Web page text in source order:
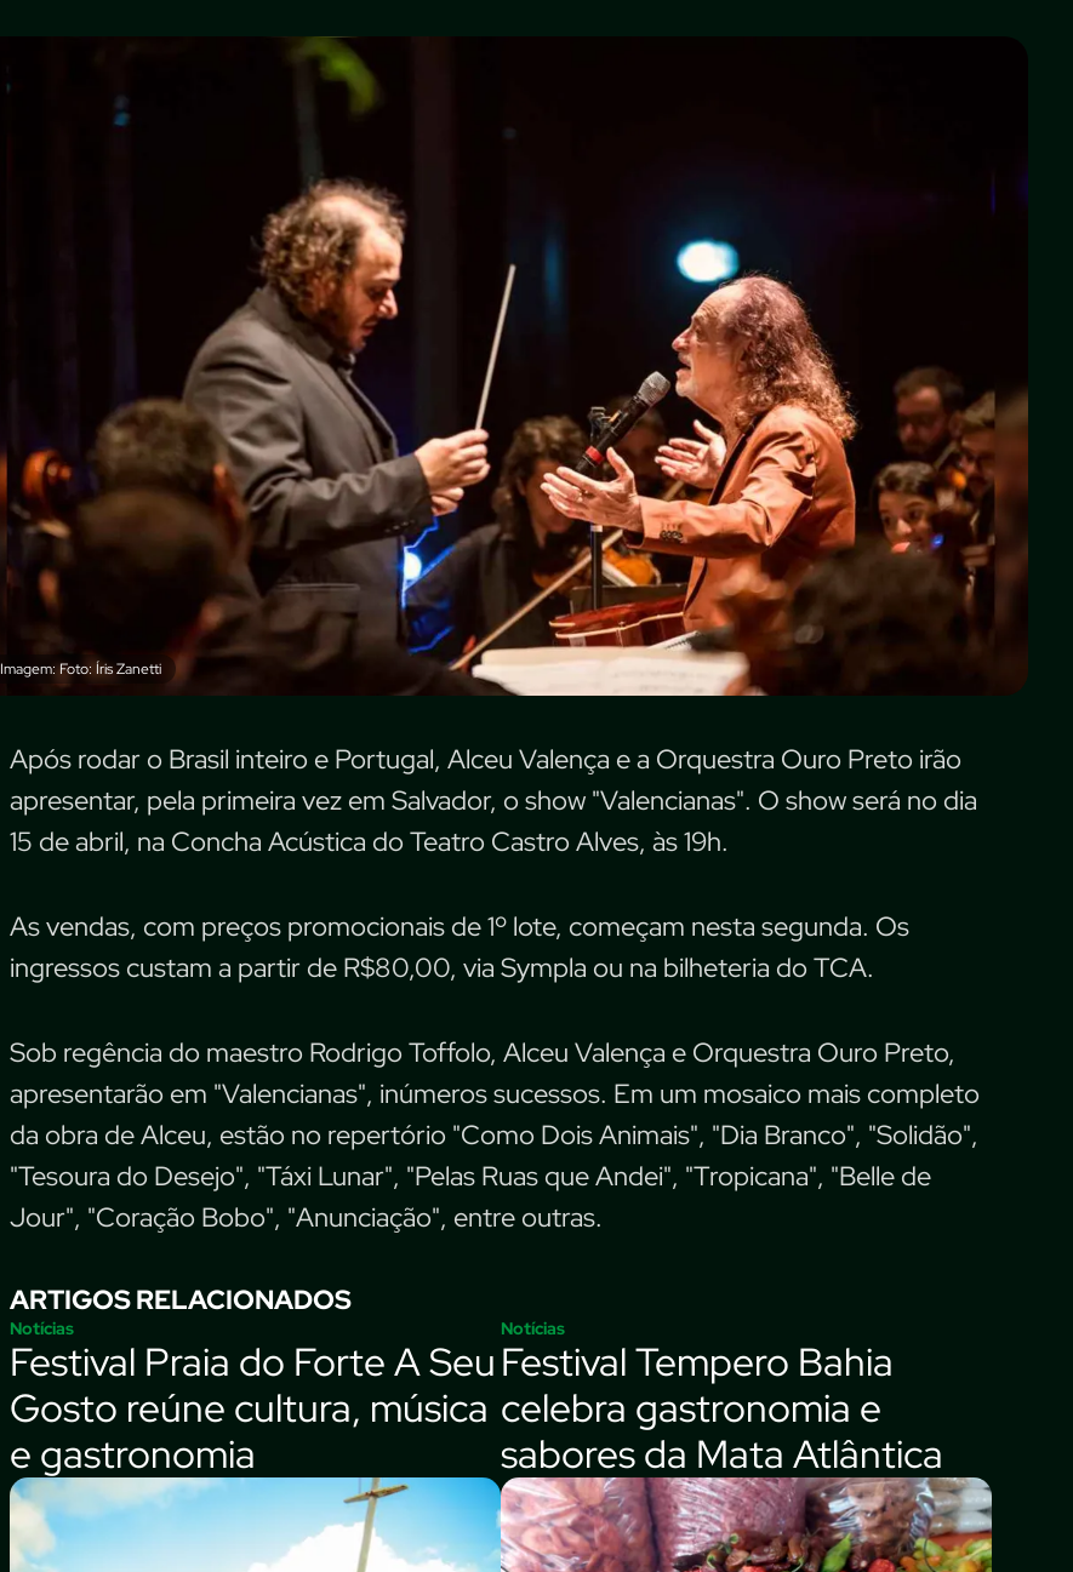
Imagem: Foto: Íris Zanetti
Após rodar o Brasil inteiro e Portugal, Alceu Valença e a Orquestra Ouro Preto irão
apresentar, pela primeira vez em Salvador, o show "Valencianas". O show será no dia
15 de abril, na Concha Acústica do Teatro Castro Alves, às 19h.
As vendas, com preços promocionais de 1º lote, começam nesta segunda. Os
ingressos custam a partir de R$80,00, via Sympla ou na bilheteria do TCA.
Sob regência do maestro Rodrigo Toffolo, Alceu Valença e Orquestra Ouro Preto,
apresentarão em "Valencianas", inúmeros sucessos. Em um mosaico mais completo
da obra de Alceu, estão no repertório "Como Dois Animais", "Dia Branco", "Solidão",
"Tesoura do Desejo", "Táxi Lunar", "Pelas Ruas que Andei", "Tropicana", "Belle de
Jour", "Coração Bobo", "Anunciação", entre outras.
ARTIGOS RELACIONADOS
Notícias
Festival Praia do Forte A Seu
Gosto reúne cultura, música
e gastronomia
Notícias
Festival Tempero Bahia
celebra gastronomia e
sabores da Mata Atlântica